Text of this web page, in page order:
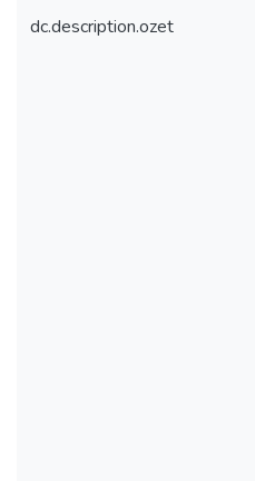
dc.description.ozet